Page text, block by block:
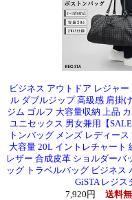
ビジネス アウトドア レジャ
ル ダブルジップ 高級感 肩掛
ジム ゴルフ 大容量収納 上品
ユニセックス 男女兼用【
トンバッグ メンズ レディー
大容量 20L イントレチャート
レザー 合成皮革 ショルダーバ
ッグ トラベルバッグ ビジネス
GiSTA レジス
7,920円
送料